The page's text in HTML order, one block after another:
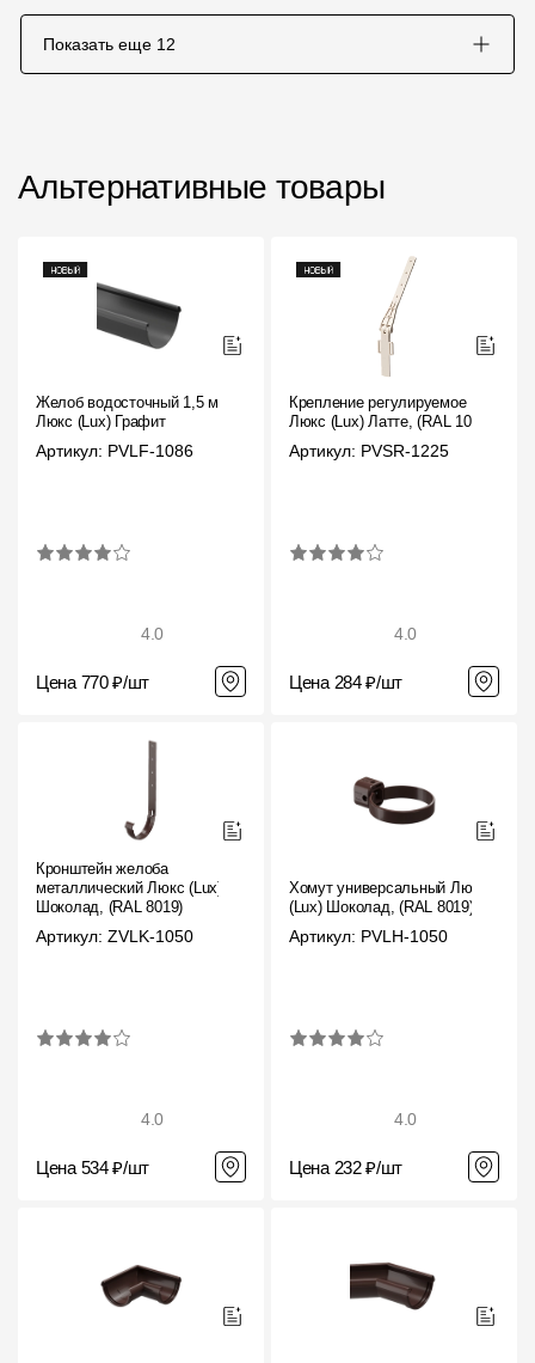
Показать еще 12
Альтернативные товары
Желоб водосточный 1,5 м
Люкс (Lux) Графит
Артикул: PVLF-1086
4.0
Цена 770 ₽/шт
Крепление регулируемое
Люкс (Lux) Латте, (RAL 1015)
Артикул: PVSR-1225
4.0
Цена 284 ₽/шт
Кронштейн желоба
металлический Люкс (Lux)
Шоколад, (RAL 8019)
Артикул: ZVLK-1050
4.0
Цена 534 ₽/шт
Хомут универсальный Люкс
(Lux) Шоколад, (RAL 8019)
Артикул: PVLH-1050
4.0
Цена 232 ₽/шт